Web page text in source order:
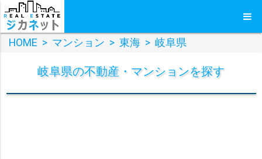
HOME > マンション > 東海 > 岐阜県
岐阜県の不動産・マンションを探す